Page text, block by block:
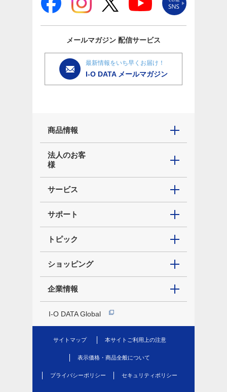
メールマガジン 配信サービス
最新情報をいち早くお届け！
I-O DATA メールマガジン
商品情報
法人のお客
様
サービス
サポート
トピック
ショッピング
企業情報
I-O DATA Global
サイトマップ 本サイトご利用上の注意
表示価格・商品全般について
プライバシーポリシー セキュリティポリシー